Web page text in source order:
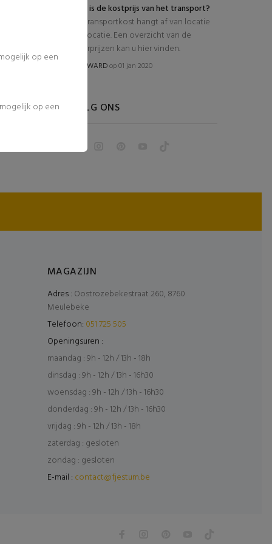
Wat is de kostprijs van het transport?
De transportkost hangt af van locatie
tot locatie. Een overzicht van de
leverprijzen kan u hier vinden.
WARDop 01 jan 2020
VOLG ONS
MAGAZIJN
Adres : Oostrozebekestraat 260, 8760
Meulebeke
Telefoon: 051 725 505
Openingsuren :
maandag : 9h - 12h / 13h - 18h
dinsdag : 9h - 12h / 13h - 16h30
woensdag : 9h - 12h / 13h - 16h30
donderdag : 9h - 12h / 13h - 16h30
vrijdag : 9h - 12h / 13h - 18h
zaterdag : gesloten
zondag : gesloten
E-mail : contact@fjestum.be
op een
op een